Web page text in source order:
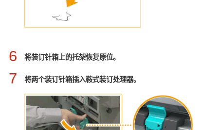
6 将装订针箱上的托架恢复原位。
7 将两个装订针箱插入鞍式装订处理器。